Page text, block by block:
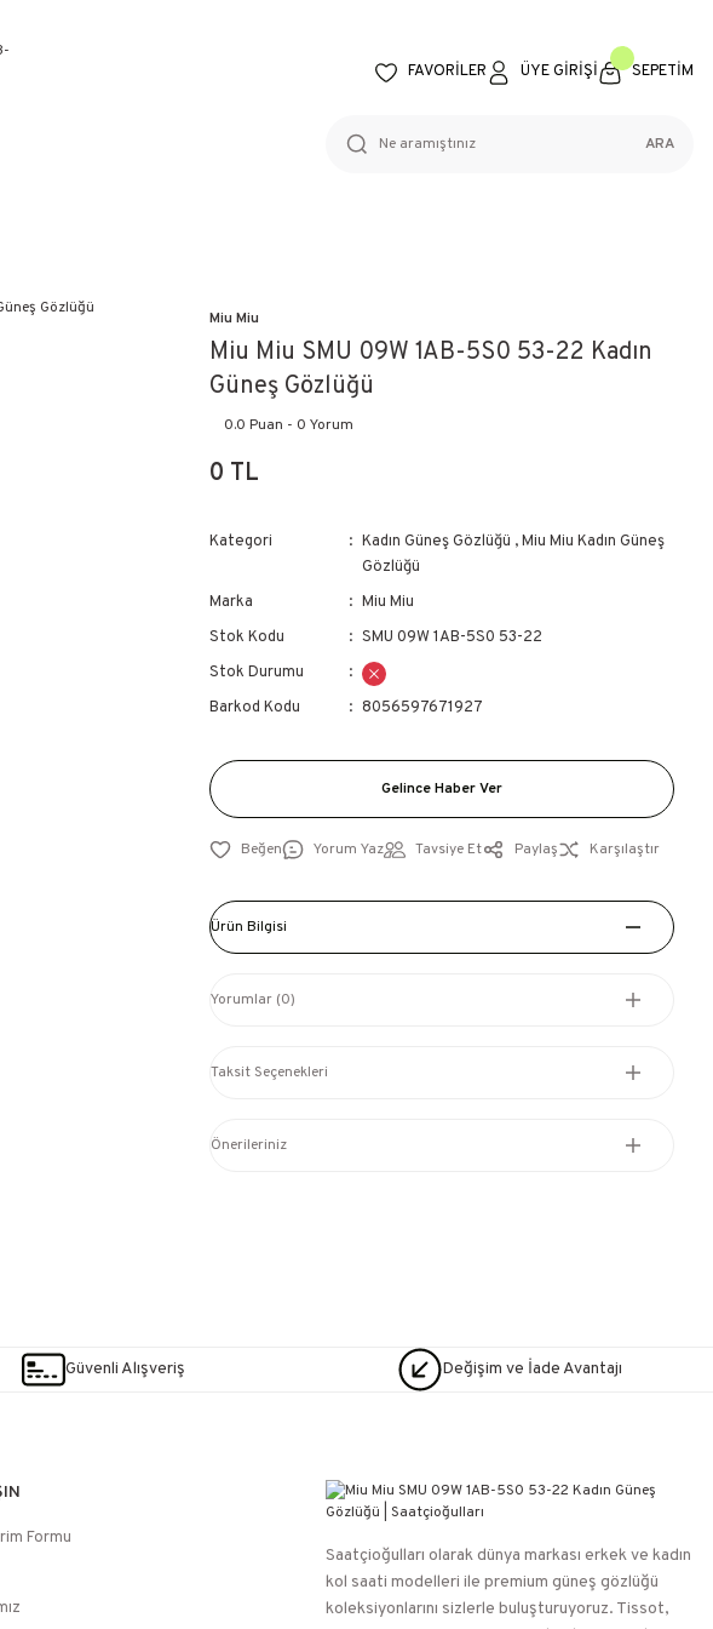
FAVORİLER ÜYE GİRİŞİ SEPETİM
ARA
Miu Miu
Miu Miu SMU 09W 1AB-5S0 53-22 Kadın
Güneş Gözlüğü
0.0 Puan - 0 Yorum
0 TL
Kategori Kadın Güneş Gözlüğü ,Miu Miu Kadın Güneş
Gözlüğü
Marka
Miu Miu
Stok Kodu
SMU 09W 1AB-5S0 53-22
Stok Durumu
Barkod Kodu
8056597671927
Gelince Haber Ver
Yorum Yaz Tavsiye Et Paylaş Karşılaştır
Ürün Bilgisi
Yorumlar (0)
Taksit Seçenekleri
Önerileriniz
Güvenli Alışveriş Değişim ve İade Avantajı
Formu
Saatçioğulları⁠ olarak dünya markası erkek ve kadın
kol saati modelleri ile premium güneş gözlüğü
koleksiyonlarını sizlerle buluşturuyoruz. Tissot,